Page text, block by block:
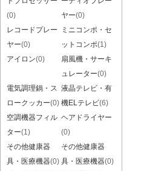
(0)
ヤー(0)
レコードプレー
ヤー(0)
ミニコンポ・セ
ットコンポ(1)
アイロン(0)
扇風機・サーキ
ュレーター(0)
電気調理鍋・ス
ロークッカー(0)
液晶テレビ・有
機ELテレビ(6)
空調機器フィル
ター(1)
ヘアドライヤー
(0)
その他健康器
具・医療機器(0)
その他健康器
具・医療機器(0)